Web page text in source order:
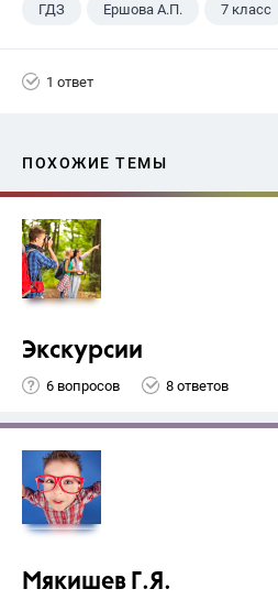
ГДЗ Ершова А.П. 7 класс
1 ответ
ПОХОЖИЕ ТЕМЫ
Экскурсии
6 вопросов 8 ответов
Мякишев Г.Я.